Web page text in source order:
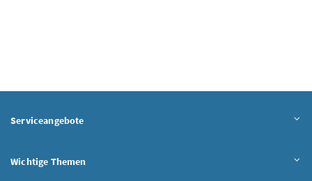
Serviceangebote
Wichtige Themen